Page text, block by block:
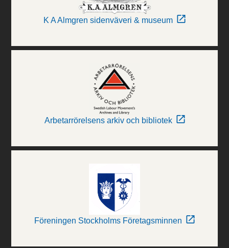
K A Almgren sidenväveri & museum
Arbetarrörelsens arkiv och bibliotek
Föreningen Stockholms Företagsminnen